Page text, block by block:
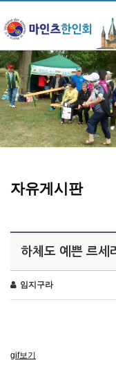
자유게시판
하체도 예쁜 르세
임지구라
gif보기